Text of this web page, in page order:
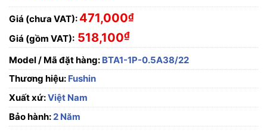
Giá (chưa VAT): 471,000₫
Giá (gồm VAT): 518,100₫
Model / Mã đặt hàng: BTA1-1P-0.5A38/22
Thương hiệu: Fushin
Xuất xứ:Việt Nam
Bảo hành:2 Năm